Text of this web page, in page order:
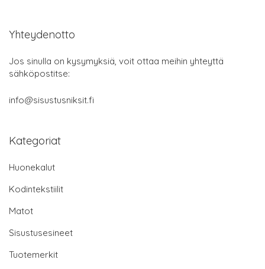
Yhteydenotto
Jos sinulla on kysymyksiä, voit ottaa meihin yhteyttä
sähköpostitse:
info@sisustusniksit.fi
Kategoriat
Huonekalut
Kodintekstiilit
Matot
Sisustusesineet
Tuotemerkit